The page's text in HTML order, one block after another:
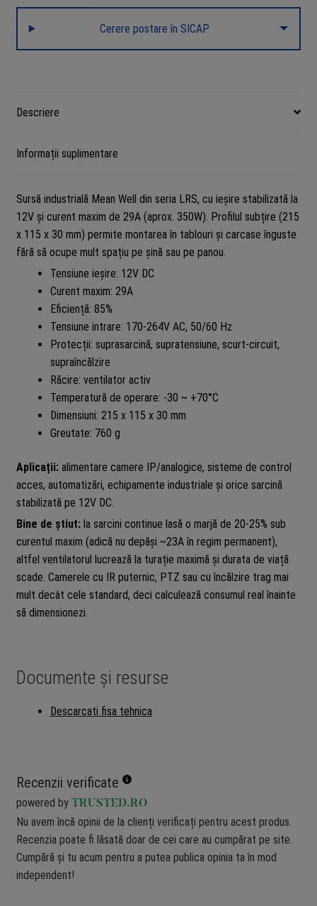
Cerere postare în SICAP
Descriere
Informații suplimentare
Sursă industrială Mean Well din seria LRS, cu ieșire stabilizată la
12V și curent maxim de 29A (aprox. 350W). Profilul subțire (215
x 115 x 30 mm) permite montarea în tablouri și carcase înguste
fără să ocupe mult spațiu pe șină sau pe panou.
Tensiune ieșire: 12V DC
Curent maxim: 29A
Eficiență: 85%
Tensiune intrare: 170-264V AC, 50/60 Hz
Protecții: suprasarcină, supratensiune, scurt-circuit,
supraîncălzire
Răcire: ventilator activ
Temperatură de operare: -30 ~ +70°C
Dimensiuni: 215 x 115 x 30 mm
Greutate: 760 g
Aplicații:alimentare camere IP/analogice, sisteme de control
acces, automatizări, echipamente industriale și orice sarcină
stabilizată pe 12V DC.
Bine de știut:la sarcini continue lasă o marjă de 20-25% sub
curentul maxim (adică nu depăși ~23A în regim permanent),
altfel ventilatorul lucrează la turație maximă și durata de viață
scade. Camerele cu IR puternic, PTZ sau cu încălzire trag mai
mult decât cele standard, deci calculează consumul real înainte
să dimensionezi.
Documente și resurse
Descarcati fisa tehnica
Recenzii verificate
powered by TRUSTED.RO
Nu avem încă opinii de la clienți verificați pentru acest produs.
Recenzia poate fi lăsată doar de cei care au cumpărat pe site.
Cumpără și tu acum pentru a putea publica opinia ta în mod
independent!